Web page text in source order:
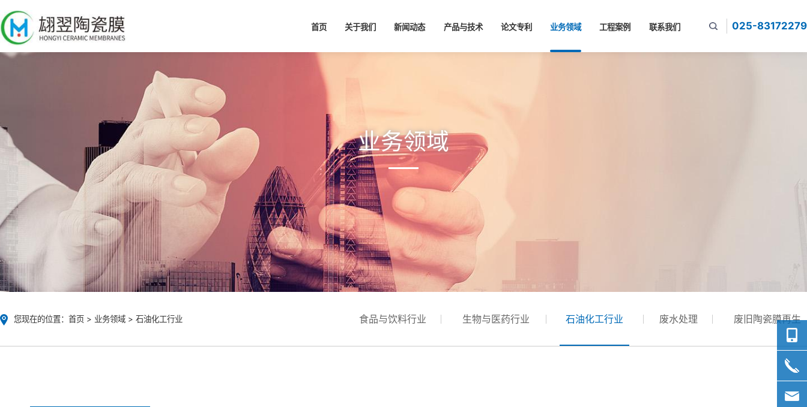
首页 关于我们 新闻动态 产品与技术 论文专利 业务领域 工程案例 联系我们 025-83172279
业务领域
您现在的位置： 首页 > 业务领域 > 石油化工行业 食品与饮料行业 生物与医药行业 石油化工行业 废水处理 废旧陶瓷膜再生